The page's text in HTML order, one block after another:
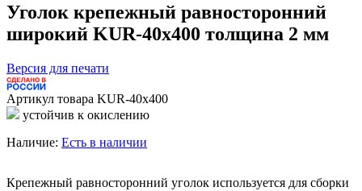
Уголок крепежный равносторонний
широкий KUR-40х400 толщина 2 мм
Версия для печати
Артикул товара KUR-40х400
устойчив к окислению
Наличие: Есть в наличии
Крепежный равносторонний уголок используется для сборки